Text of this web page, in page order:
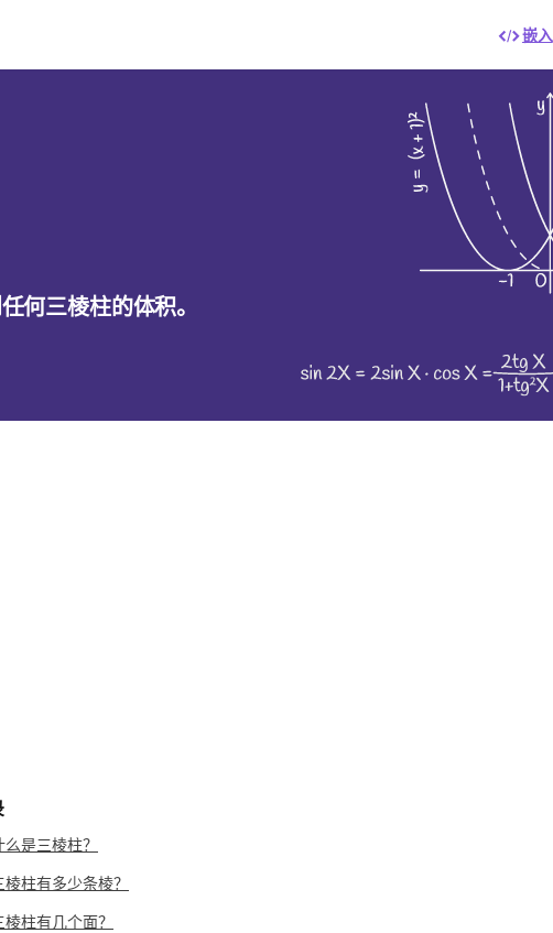
嵌入
何三棱柱的体积。
么是三棱柱？
棱柱有多少条棱？
棱柱有几个面？